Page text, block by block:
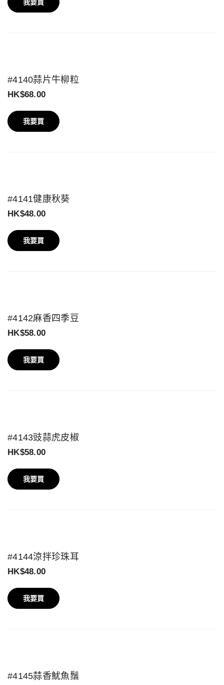
我要買
#4140蒜片牛柳粒
HK$68.00
我要買
#4141健康秋葵
HK$48.00
我要買
#4142麻香四季豆
HK$58.00
我要買
#4143豉蒜虎皮椒
HK$58.00
我要買
#4144涼拌珍珠耳
HK$48.00
我要買
#4145蒜香魷魚鬚